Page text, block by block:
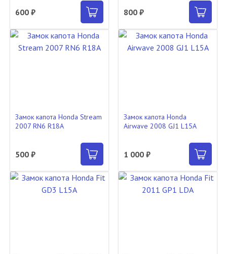
600 ₽ 800 ₽
Замок капота Honda Stream
2007 RN6 R18A
500 ₽
Замок капота Honda
Airwave 2008 GJ1 L15A
1 000 ₽